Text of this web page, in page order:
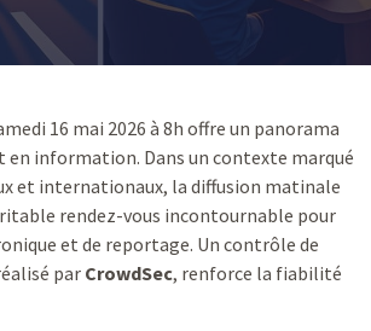
16 mai 2026 à 8h offre un panorama
en information. Dans un contexte marqué
et internationaux, la diffusion matinale
rendez-vous incontournable pour
et de reportage. Un contrôle de
par CrowdSec, renforce la fiabilité